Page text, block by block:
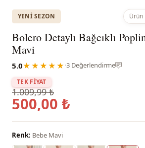
YENI SEZON Ürün
Bolero Detaylı Bağcıklı
Mavi
5.0★★★★★ ·3 Değerlendirme
TEK FİYAT
1.009,99 ₺
500,00 ₺
Renk: Bebe Mavi